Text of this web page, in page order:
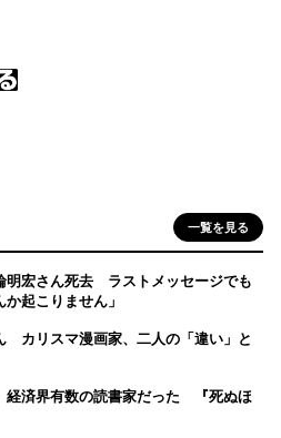
一覧を見る
明宏さん死去 ラストメッセージでも
起こりません」
カリスマ漫画家、二人の「違い」と
経済界有数の読書家だった 『死ぬほ